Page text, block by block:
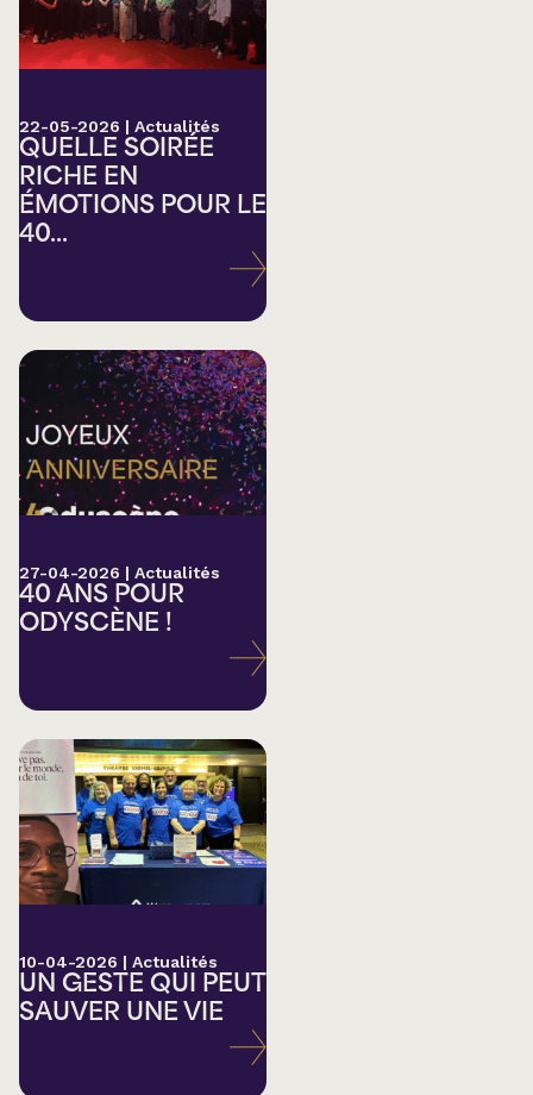
22-05-2026 | Actualités
QUELLE SOIRÉE
RICHE EN
ÉMOTIONS POUR LE
40...
27-04-2026 | Actualités
40 ANS POUR
ODYSCÈNE !
10-04-2026 | Actualités
UN GESTE QUI PEUT
SAUVER UNE VIE